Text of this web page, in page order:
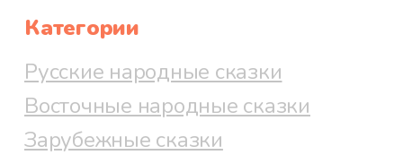
Категории
Русские народные сказки
Восточные народные сказки
Зарубежные сказки